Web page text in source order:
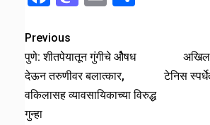
Previous
पुणे: शीतपेयातून गुंगीचे ओैषध
देऊन तरुणीवर बलात्कार,
वकिलासह व्यावसायिकाच्या विरुद्ध
गुन्हा
अखिल
टेनिस